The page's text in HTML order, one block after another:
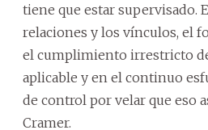
tiene que estar supervisado.
relaciones y los vínculos, el
el cumplimiento irrestricto
aplicable y en el continuo
de control por velar que eso
Cramer.